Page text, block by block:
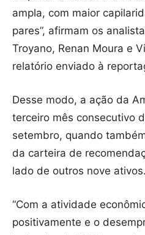
ampla, com maior
pares”, afirmam os
Troyano, Renan Moura e
relatório enviado à
Desse modo, a ação da
terceiro mês consecutivo
setembro, quando
da carteira de
lado de outros nove ativos.
“Com a atividade
positivamente e o